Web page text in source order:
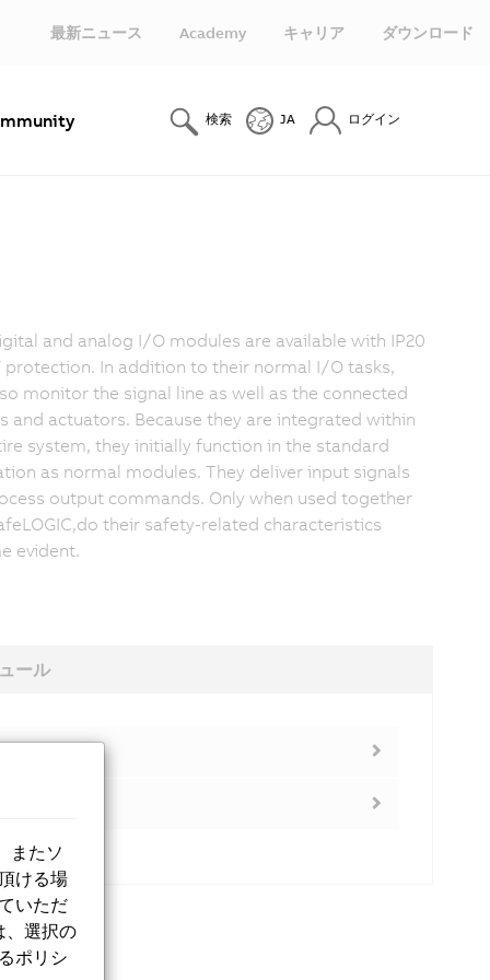
最新ニュース Academy キャリア ダウンロード
検索 JA ログイン
and analog I/O modules are available with IP20
protection. In addition to their normal I/O tasks,
monitor the signal line as well as the connected
and actuators. Because they are integrated within
system, they initially function in the standard
as normal modules. They deliver input signals
output commands. Only when used together
their safety-related characteristics
evident.
ール
またソ
ける場
いただ
、選択の
ポリシ